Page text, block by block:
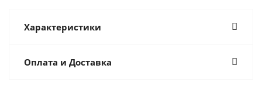
Характеристики
Оплата и Доставка